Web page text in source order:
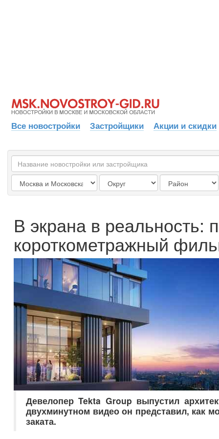
Все новостройки Застройщики Акции и скидки
В экрана в реальность:
короткометражный
Девелопер Tekta Group выпустил
двухминутном видео он представил, как
заката.